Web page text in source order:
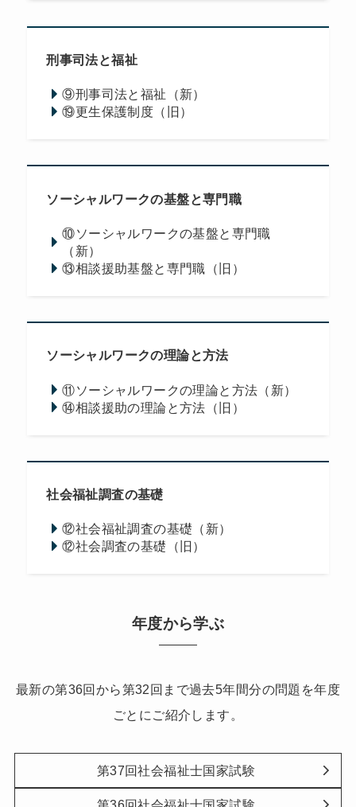
刑事司法と福祉
⑨刑事司法と福祉（新）
⑲更生保護制度（旧）
ソーシャルワークの基盤と専門職
⑩ソーシャルワークの基盤と専門職
（新）
⑬相談援助基盤と専門職（旧）
ソーシャルワークの理論と方法
⑪ソーシャルワークの理論と方法（新）
⑭相談援助の理論と方法（旧）
社会福祉調査の基礎
⑫社会福祉調査の基礎（新）
⑫社会調査の基礎（旧）
年度から学ぶ
最新の第36回から第32回まで過去5年間分の問題を年度
ごとにご紹介します。
第37回社会福祉士国家試験